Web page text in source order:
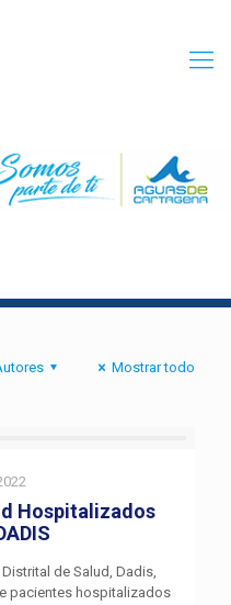
Mostrar todo
Hospitalizados
de Salud, Dadis,
pacientes hospitalizados